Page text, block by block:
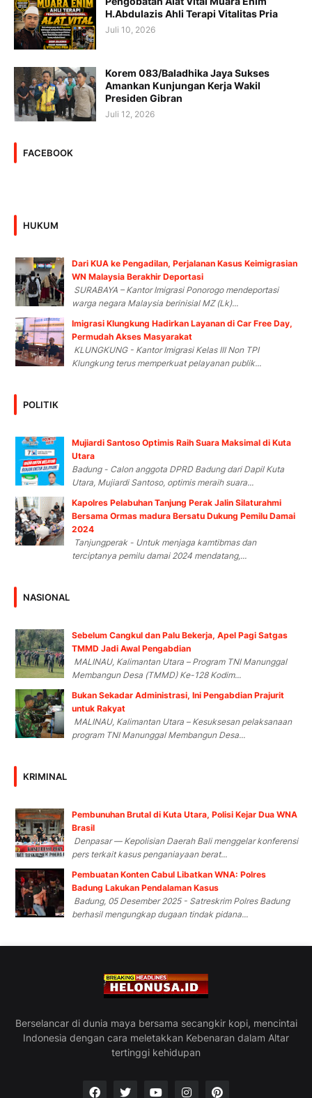
H.Abdulazis Ahli Terapi Vitalitas Pria
Juli 10, 2026
Korem 083/Baladhika Jaya Sukses
Amankan Kunjungan Kerja Wakil
Presiden Gibran
Juli 12, 2026
FACEBOOK
HUKUM
Dari KUA ke Pengadilan, Perjalanan Kasus Keimigrasian
WN Malaysia Berakhir Deportasi
SURABAYA – Kantor Imigrasi Ponorogo mendeportasi
warga negara Malaysia berinisial MZ (Lk)...
Imigrasi Klungkung Hadirkan Layanan di Car Free Day,
Permudah Akses Masyarakat
KLUNGKUNG - Kantor Imigrasi Kelas III Non TPI
Klungkung terus memperkuat pelayanan publik...
POLITIK
Mujiardi Santoso Optimis Raih Suara Maksimal di Kuta
Utara
Badung - Calon anggota DPRD Badung dari Dapil Kuta
Utara, Mujiardi Santoso, optimis meraih suara...
Kapolres Pelabuhan Tanjung Perak Jalin Silaturahmi
Bersama Ormas madura Bersatu Dukung Pemilu Damai
2024
Tanjungperak - Untuk menjaga kamtibmas dan
terciptanya pemilu damai 2024 mendatang,...
NASIONAL
Sebelum Cangkul dan Palu Bekerja, Apel Pagi Satgas
TMMD Jadi Awal Pengabdian
MALINAU, Kalimantan Utara – Program TNI Manunggal
Membangun Desa (TMMD) Ke-128 Kodim...
Bukan Sekadar Administrasi, Ini Pengabdian Prajurit
untuk Rakyat
MALINAU, Kalimantan Utara – Kesuksesan pelaksanaan
program TNI Manunggal Membangun Desa...
KRIMINAL
Pembunuhan Brutal di Kuta Utara, Polisi Kejar Dua WNA
Brasil
Denpasar — Kepolisian Daerah Bali menggelar konferensi
pers terkait kasus penganiayaan berat...
Pembuatan Konten Cabul Libatkan WNA: Polres
Badung Lakukan Pendalaman Kasus
Badung, 05 Desember 2025 - Satreskrim Polres Badung
berhasil mengungkap dugaan tindak pidana...
Berselancar di dunia maya bersama secangkir kopi, mencintai
Indonesia dengan cara meletakkan Kebenaran dalam Altar
tertinggi kehidupan